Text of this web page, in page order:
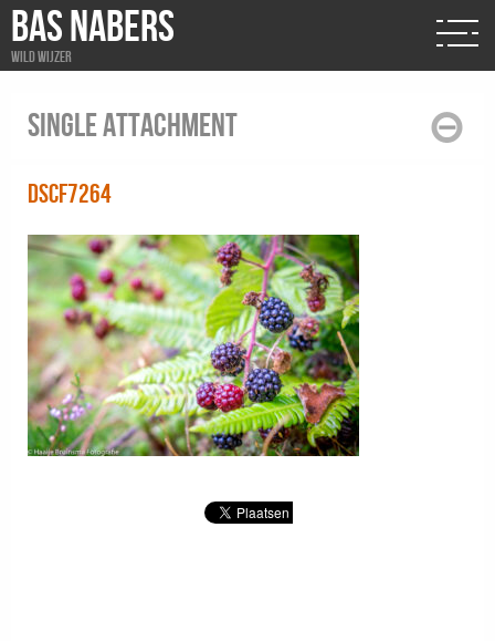
BAS NABERS
Wild wijzer
Single attachment
DSCF7264